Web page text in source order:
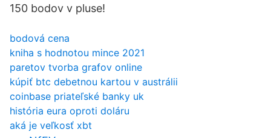
150 bodov v pluse!
bodová cena
kniha s hodnotou mince 2021
paretov tvorba grafov online
kúpiť btc debetnou kartou v austrálii
coinbase priateľské banky uk
história eura oproti doláru
aká je veľkosť xbt